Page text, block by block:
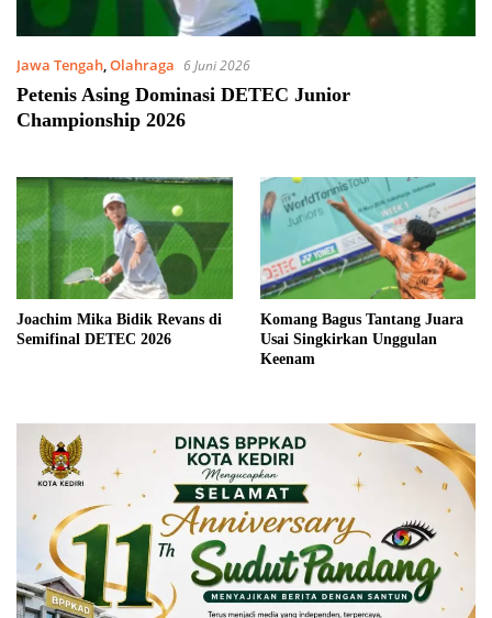
Jawa Tengah,Olahraga 6 Juni 2026
Petenis Asing Dominasi DETEC Junior
Championship 2026
Joachim Mika Bidik Revans di
Semifinal DETEC 2026
Komang Bagus Tantang Juara
Usai Singkirkan Unggulan
Keenam